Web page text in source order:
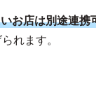
お店は別途連携
れます。